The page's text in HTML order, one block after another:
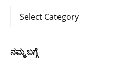
Categories
Select Category
ನಮ್ಮ ಬಗ್ಗೆ